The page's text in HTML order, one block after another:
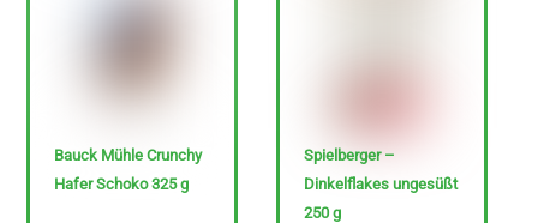
Bauck Mühle Crunchy
Hafer Schoko 325 g
Spielberger –
Dinkelflakes ungesüßt
250 g